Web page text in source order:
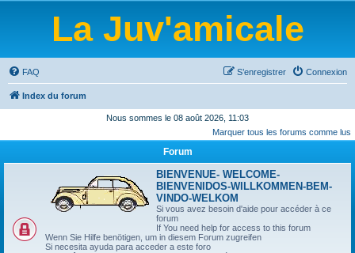
La Juv'amicale
FAQ Connexion
S’enregistrer
Index du forum
Nous sommes le 08 août 2026, 11:03
Marquer tous les forums comme lus
Forum
BIENVENUE- WELCOME-
BIENVENIDOS-WILLKOMMEN-BEM-
VINDO-WELKOM
Si vous avez besoin d'aide pour accéder à ce
forum
If You need help for access to this forum
Wenn Sie Hilfe benötigen, um in diesem Forum zugreifen
Si necesita ayuda para acceder a este foro